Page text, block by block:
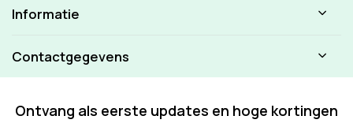
Informatie
Contactgegevens
Ontvang als eerste updates en hoge kortingen